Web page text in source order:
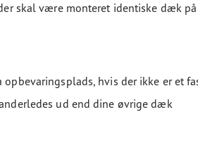
skal være monteret identiske dæk på
opbevaringsplads, hvis der ikke er et
ud end dine øvrige dæk